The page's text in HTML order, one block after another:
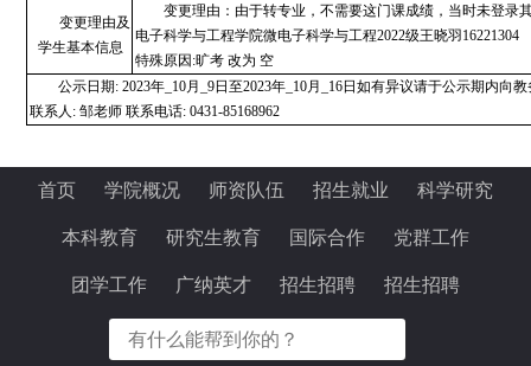
变更理由及
学生基本信息
变更理由：由于转专业，不需要这门课成绩，当时未登录
电子科学与工程学院微电子科学与工程2022级王晓羽16221304
特殊原因:旷考 改为 空
公示日期: 2023年_10月_9日至2023年_10月_16日如有异议请于公示期内向
联系人: 邹老师 联系电话: 0431-85168962
首页 学院概况 师资队伍 招生就业 科学研究
本科教育 研究生教育 国际合作 党群工作
团学工作 广纳英才 招生招聘 招生招聘